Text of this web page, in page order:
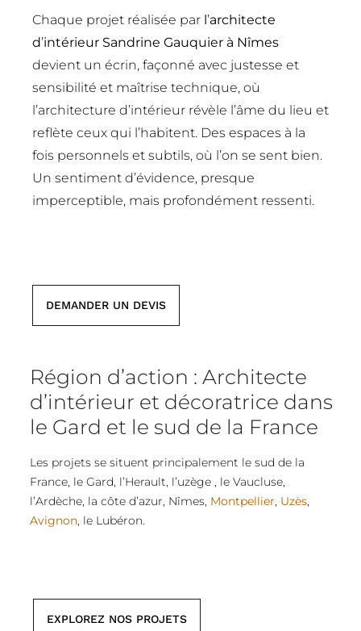
Chaque projet réalisée par l’architecte
d’intérieur Sandrine Gauquier à Nîmes
devient un écrin, façonné avec justesse et
sensibilité et maîtrise technique, où
l’architecture d’intérieur révèle l’âme du lieu et
reflète ceux qui l’habitent. Des espaces à la
fois personnels et subtils, où l’on se sent bien.
Un sentiment d’évidence, presque
imperceptible, mais profondément ressenti.
DEMANDER UN DEVIS
Région d’action : Architecte
d’intérieur et décoratrice dans
le Gard et le sud de la France
Les projets se situent principalement le sud de la
France, le Gard, l’Herault, l’uzège , le Vaucluse,
l’Ardèche, la côte d’azur, Nîmes, Montpellier, Uzès,
Avignon, le Lubéron.
EXPLOREZ NOS PROJETS